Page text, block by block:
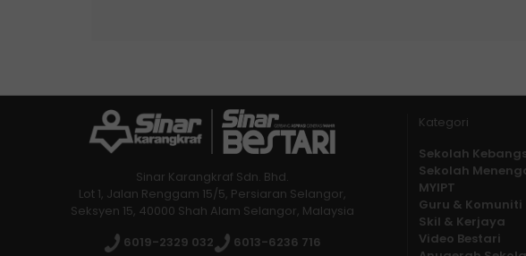
Sinar Karangkraf Sdn. Bhd.
Lot 1, Jalan Renggam 15/5, Persiaran Selangor,
Seksyen 15, 40000 Shah Alam Selangor, Malaysia
6019-2329 032
6013-6236 716
Kategori
Sekolah
Sekolah
MYIPT
Guru & Komuniti
Skil & Kerjaya
Video Bestari